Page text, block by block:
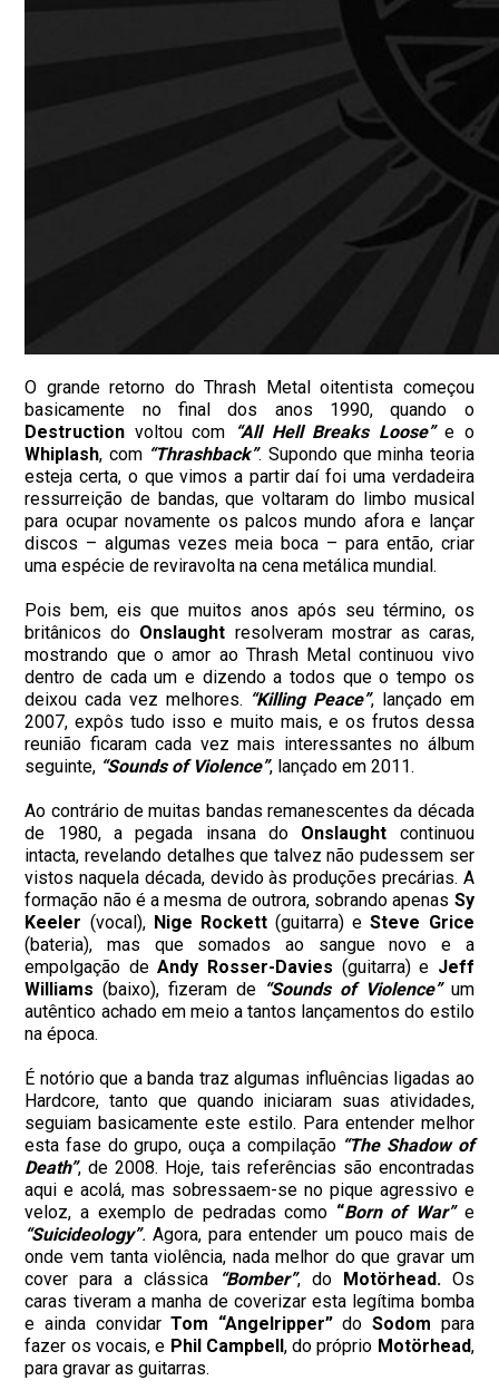
O grande retorno do Thrash Metal oitentista começou
basicamente no final dos anos 1990, quando o
Destruction voltou com “All Hell Breaks Loose”e o
Whiplash, com “Thrashback”. Supondo que minha teoria
esteja certa, o que vimos a partir daí foi uma verdadeira
ressurreição de bandas, que voltaram do limbo musical
para ocupar novamente os palcos mundo afora e lançar
discos – algumas vezes meia boca – para então, criar
uma espécie de reviravolta na cena metálica mundial.
Pois bem, eis que muitos anos após seu término, os
britânicos do Onslaught resolveram mostrar as caras,
mostrando que o amor ao Thrash Metal continuou vivo
dentro de cada um e dizendo a todos que o tempo os
deixou cada vez melhores. “Killing Peace”, lançado em
2007, expôs tudo isso e muito mais, e os frutos dessa
reunião ficaram cada vez mais interessantes no álbum
seguinte, “Sounds of Violence”, lançado em 2011.
Ao contrário de muitas bandas remanescentes da década
de 1980, a pegada insana do Onslaught continuou
intacta, revelando detalhes que talvez não pudessem ser
vistos naquela década, devido às produções precárias. A
formação não é a mesma de outrora, sobrando apenas Sy
Keeler (vocal), Nige Rockett(guitarra) eSteve Grice
(bateria), mas que somados ao sangue novo e a
empolgação deAndy Rosser-Davies (guitarra) e Jeff
Williams (baixo), fizeram de “Sounds of Violence”um
autêntico achado em meio a tantos lançamentos do estilo
na época.
É notório que a banda traz algumas influências ligadas ao
Hardcore, tanto que quando iniciaram suas atividades,
seguiam basicamente este estilo. Para entender melhor
esta fase do grupo, ouça a compilação “The Shadow of
Death”, de 2008. Hoje, tais referências são encontradas
aqui e acolá, mas sobressaem-se no pique agressivo e
veloz, a exemplo de pedradas como “Born of War”e
“Suicideology”.Agora, para entender um pouco mais de
onde vem tanta violência, nada melhor do que gravar um
cover para a clássica
“Bomber”, do Motörhead.Os
caras tiveram a manha de coverizar esta legítima bomba
e ainda convidarTom “Angelripper”doSodom para
fazer os vocais, e Phil Campbell, do próprio Motörhead,
para gravar as guitarras.